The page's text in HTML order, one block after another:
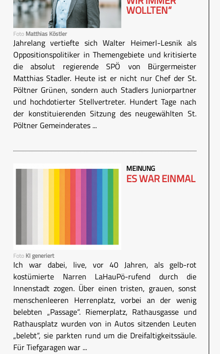
Foto Matthias Köstler
WOLLTEN“
Jahrelang vertiefte sich Walter Heimerl-Lesnik als
Oppositionspolitiker in Themengebiete und kritisierte
die absolut regierende SPÖ von Bürgermeister
Matthias Stadler. Heute ist er nicht nur Chef der St.
Pöltner Grünen, sondern auch Stadlers Juniorpartner
und hochdotierter Stellvertreter. Hundert Tage nach
der konstituierenden Sitzung des neugewählten St.
Pöltner Gemeinderates ...
Foto KI generiert
MEINUNG
ES WAR EINMAL
Ich war dabei, live, vor 40 Jahren, als gelb-rot
kostümierte Narren LaHauPö-rufend durch die
Innenstadt zogen. Über einen tristen, grauen, sonst
menschenleeren Herrenplatz, vorbei an der wenig
belebten „Passage“. Riemerplatz, Rathausgasse und
Rathausplatz wurden von in Autos sitzenden Leuten
„belebt“, sie parkten rund um die Dreifaltigkeitssäule.
Für Tiefgaragen war ...